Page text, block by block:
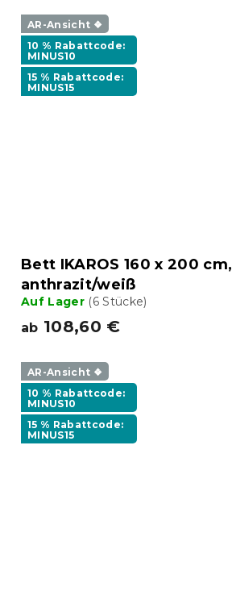
AR-Ansicht ❖
10 % Rabattcode:
MINUS10
15 % Rabattcode:
MINUS15
Bett IKAROS 160 x 200 cm,
anthrazit/weiß
Auf Lager (6 Stücke)
ab 108,60 €
AR-Ansicht ❖
10 % Rabattcode:
MINUS10
15 % Rabattcode:
MINUS15